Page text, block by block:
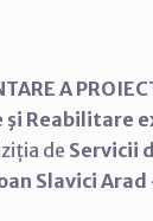
A
şi Reabilitare
de Servicii
Slavici